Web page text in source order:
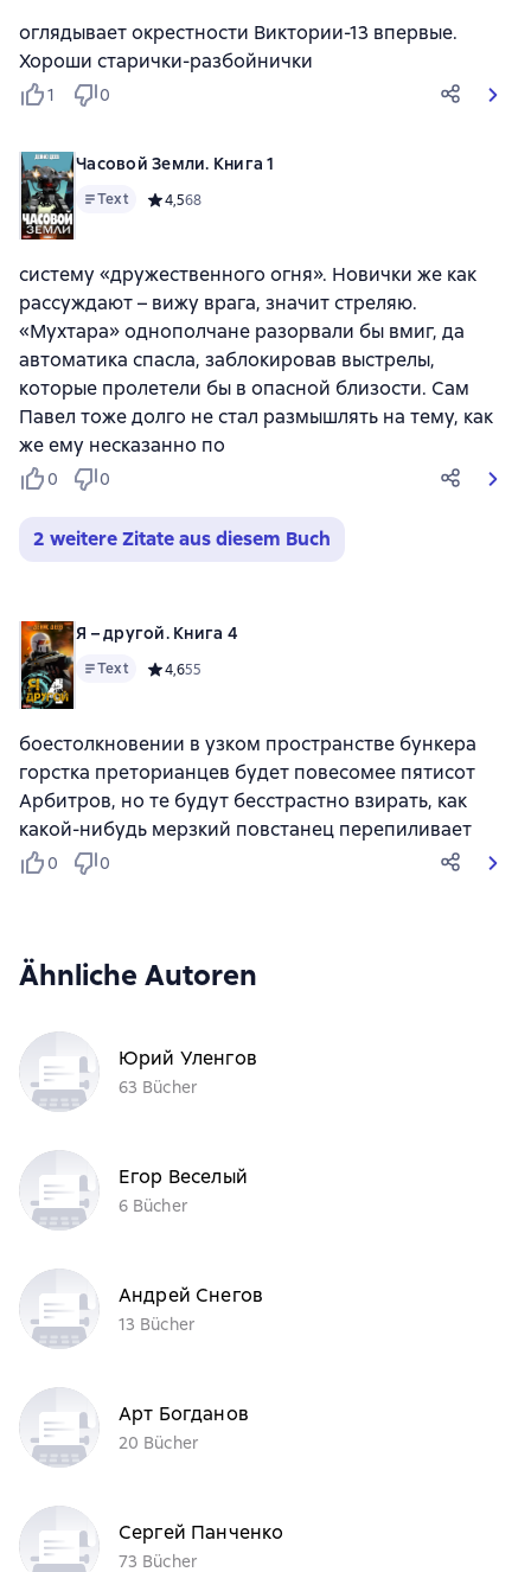
оглядывает окрестности Виктории-13 впервые.
Хороши старички-разбойнички
1 0
Часовой Земли. Книга 1
Text Средний рейтинг 4,5 на основе 68 оценок
4,568
систему «дружественного огня». Новички же как
рассуждают – вижу врага, значит стреляю.
«Мухтара» однополчане разорвали бы вмиг, да
автоматика спасла, заблокировав выстрелы,
которые пролетели бы в опасной близости. Сам
Павел тоже долго не стал размышлять на тему, как
же ему несказанно по
0 0
2 weitere Zitate aus diesem Buch
Я – другой. Книга 4
Text Средний рейтинг 4,6 на основе 55 оценок
4,655
боестолкновении в узком пространстве бункера
горстка преторианцев будет повесомее пятисот
Арбитров, но те будут бесстрастно взирать, как
какой-нибудь мерзкий повстанец перепиливает
0 0
Ähnliche Autoren
Юрий Уленгов
63 Bücher
Егор Веселый
6 Bücher
Андрей Снегов
13 Bücher
Арт Богданов
20 Bücher
Сергей Панченко
73 Bücher